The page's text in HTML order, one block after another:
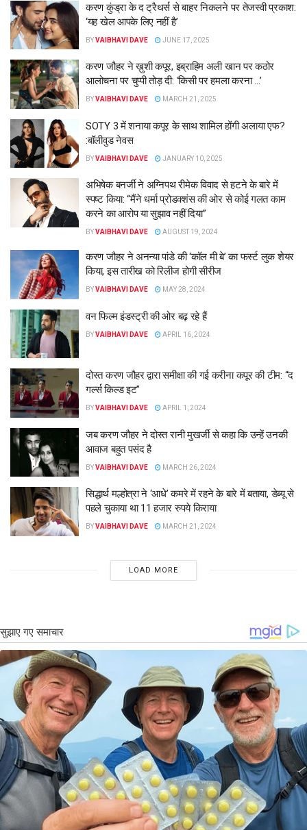
करण कुंड्रा के द ट्रैथर्स से बाहर निकलने पर तेजस्वी प्रकाश:
‘यह खेल आपके लिए नहीं है’
BYVAIBHAVI DAVE JUNE 17, 2025
करण जौहर ने ख़ुशी कपूर, इब्राहिम अली खान पर कठोर
आलोचना पर चुप्पी तोड़ दी: ‘किसी पर हमला करना …’
BYVAIBHAVI DAVE MARCH 21, 2025
SOTY 3 में शनाया कपूर के साथ शामिल होंगी अलाया एफ?
:बॉलीवुड नेवस
BYVAIBHAVI DAVE JANUARY 10, 2025
अभिषेक बनर्जी ने अग्निपथ रीमेक विवाद से हटने के बारे में
स्पष्ट किया: “मैंने धर्मा प्रोडक्शंस की ओर से कोई गलत काम
करने का आरोप या सुझाव नहीं दिया”
BYVAIBHAVI DAVE AUGUST 19, 2024
करण जौहर ने अनन्या पांडे की ‘कॉल मी बे’ का फर्स्ट लुक शेयर
किया, इस तारीख को रिलीज होगी सीरीज
BYVAIBHAVI DAVE MAY 28, 2024
वन फिल्म इंडस्ट्री की ओर बढ़ रहे हैं
BYVAIBHAVI DAVE APRIL 16, 2024
दोस्त करण जौहर द्वारा समीक्षा की गई करीना कपूर की टीम: “द
गर्ल्स किल्ड इट”
BYVAIBHAVI DAVE APRIL 1, 2024
जब करण जौहर ने दोस्त रानी मुखर्जी से कहा कि उन्हें उनकी
आवाज बहुत पसंद है
BYVAIBHAVI DAVE MARCH 26, 2024
सिद्धार्थ मल्होत्रा ​​ने ‘आधे’ कमरे में रहने के बारे में बताया, डेब्यू से
पहले चुकाया था 11 हजार रुपये किराया
BYVAIBHAVI DAVE MARCH 21, 2024
LOAD MORE